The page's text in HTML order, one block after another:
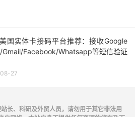
国实体卡接码平台推荐：接收Google
Gmail/Facebook/Whatsapp等短信验证
27
长、科研及外贸人员，请勿用于其它非法用